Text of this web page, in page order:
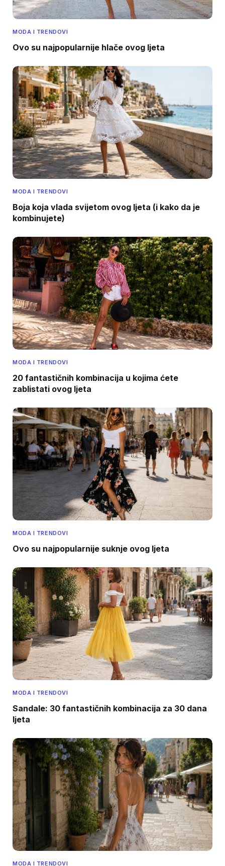
MODA I TRENDOVI
Ovo su najpopularnije hlače ovog ljeta
MODA I TRENDOVI
Boja koja vlada svijetom ovog ljeta (i kako da je
kombinujete)
MODA I TRENDOVI
20 fantastičnih kombinacija u kojima ćete
zablistati ovog ljeta
MODA I TRENDOVI
Ovo su najpopularnije suknje ovog ljeta
MODA I TRENDOVI
Sandale: 30 fantastičnih kombinacija za 30 dana
ljeta
MODA I TRENDOVI